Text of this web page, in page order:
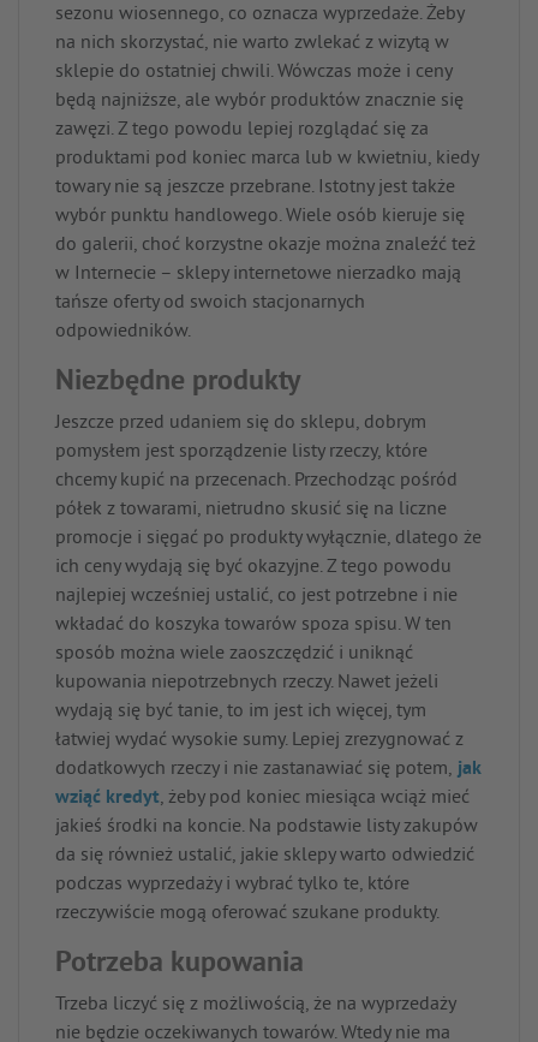
sezonu wiosennego, co oznacza wyprzedaże. Żeby
na nich skorzystać, nie warto zwlekać z wizytą w
sklepie do ostatniej chwili. Wówczas może i ceny
będą najniższe, ale wybór produktów znacznie się
zawęzi. Z tego powodu lepiej rozglądać się za
produktami pod koniec marca lub w kwietniu, kiedy
towary nie są jeszcze przebrane. Istotny jest także
wybór punktu handlowego. Wiele osób kieruje się
do galerii, choć korzystne okazje można znaleźć też
w Internecie – sklepy internetowe nierzadko mają
tańsze oferty od swoich stacjonarnych
odpowiedników.
Niezbędne produkty
Jeszcze przed udaniem się do sklepu, dobrym
pomysłem jest sporządzenie listy rzeczy, które
chcemy kupić na przecenach. Przechodząc pośród
półek z towarami, nietrudno skusić się na liczne
promocje i sięgać po produkty wyłącznie, dlatego że
ich ceny wydają się być okazyjne. Z tego powodu
najlepiej wcześniej ustalić, co jest potrzebne i nie
wkładać do koszyka towarów spoza spisu. W ten
sposób można wiele zaoszczędzić i uniknąć
kupowania niepotrzebnych rzeczy. Nawet jeżeli
wydają się być tanie, to im jest ich więcej, tym
łatwiej wydać wysokie sumy. Lepiej zrezygnować z
dodatkowych rzeczy i nie zastanawiać się potem, jak
wziąć kredyt, żeby pod koniec miesiąca wciąż mieć
jakieś środki na koncie. Na podstawie listy zakupów
da się również ustalić, jakie sklepy warto odwiedzić
podczas wyprzedaży i wybrać tylko te, które
rzeczywiście mogą oferować szukane produkty.
Potrzeba kupowania
Trzeba liczyć się z możliwością, że na wyprzedaży
nie będzie oczekiwanych towarów. Wtedy nie ma